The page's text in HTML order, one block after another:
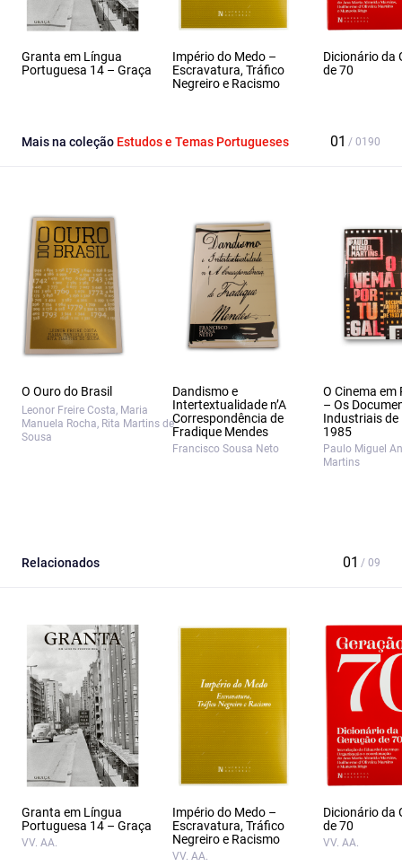
Granta em Língua
Portuguesa 14 – Graça
Império do Medo –
Escravatura, Tráfico
Negreiro e Racismo
Dicionário da
de 70
Mais na coleção Estudos e Temas Portugueses
O Ouro do Brasil
Leonor Freire Costa, Maria
Manuela Rocha, Rita Martins de
Sousa
Dandismo e
Intertextualidade n’A
Correspondência de
Fradique Mendes
Francisco Sousa Neto
O Cinema em
– Os
Industriais de
1985
Paulo Miguel
Martins
Relacionados
Granta em Língua
Portuguesa 14 – Graça
VV. AA.
Império do Medo –
Escravatura, Tráfico
Negreiro e Racismo
VV. AA.
Dicionário da
de 70
VV. AA.